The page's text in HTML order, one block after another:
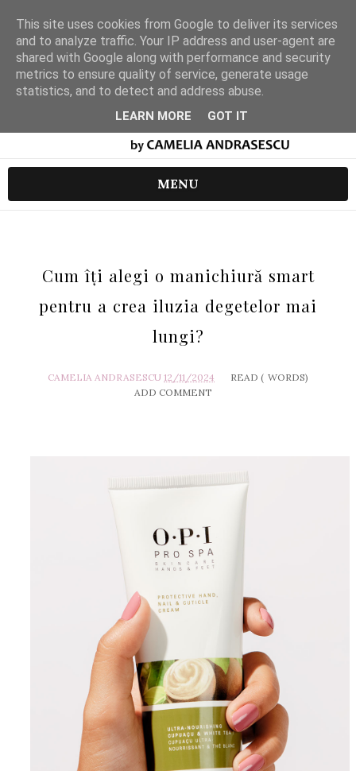
MENU
Cum îți alegi o manichiură smart
pentru a crea iluzia degetelor mai
lungi?
CAMELIA ANDRASESCU 12/11/2024 READ ( WORDS)
ADD COMMENT
This site uses cookies from Google to deliver its services
and to analyze traffic. Your IP address and user-agent are
shared with Google along with performance and security
metrics to ensure quality of service, generate usage
statistics, and to detect and address abuse.
LEARN MORE GOT IT